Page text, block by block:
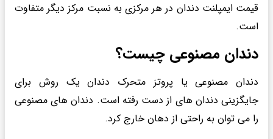
قیمت ایمپلنت دندان در هر مرکزی به نسبت مرکز دیگر متفاوت
است.
دندان مصنوعی چیست؟
دندان مصنوعی یا پروتز متحرک دندان یک روش برای
جایگزینی دندان های از دست رفته است. دندان های مصنوعی
را می توان به راحتی از دهان خارج کرد.